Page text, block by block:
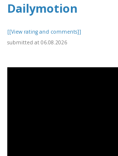
Dailymotion
[[View rating and comments]]
submitted at 06.08.2026